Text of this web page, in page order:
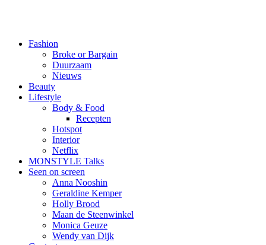
Fashion
Broke or Bargain
Duurzaam
Nieuws
Beauty
Lifestyle
Body & Food
Recepten
Hotspot
Interior
Netflix
MONSTYLE Talks
Seen on screen
Anna Nooshin
Geraldine Kemper
Holly Brood
Maan de Steenwinkel
Monica Geuze
Wendy van Dijk